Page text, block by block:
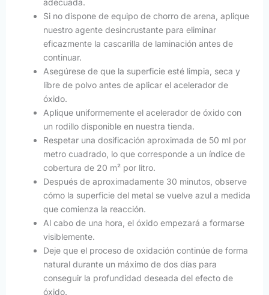
Si no dispone de equipo de chorro de arena, aplique
nuestro agente desincrustante para eliminar
eficazmente la cascarilla de laminación antes de
continuar.
Asegúrese de que la superficie esté limpia, seca y
libre de polvo antes de aplicar el acelerador de
óxido.
Aplique uniformemente el acelerador de óxido con
un rodillo disponible en nuestra tienda.
Respetar una dosificación aproximada de 50 ml por
metro cuadrado, lo que corresponde a un índice de
cobertura de 20 m² por litro.
Después de aproximadamente 30 minutos, observe
cómo la superficie del metal se vuelve azul a medida
que comienza la reacción.
Al cabo de una hora, el óxido empezará a formarse
visiblemente.
Deje que el proceso de oxidación continúe de forma
natural durante un máximo de dos días para
conseguir la profundidad deseada del efecto de
óxido.